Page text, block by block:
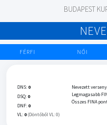
BUDAPEST
FÉRFI NŐI
DNS: 0
DSQ: 0
DNF: 0
VL: 0 (Döntőből VL: 0)
Nevezett
Legmagasabb
Összes FINA